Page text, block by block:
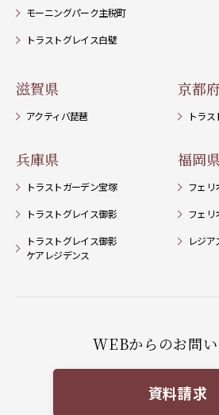
モーニングパーク主税町
トラストグレイス白壁
滋賀県
アクティバ琵琶
京都府
トラ
兵庫県
トラストガーデン宝塚
トラストグレイス御影
トラストグレイス御影
ケアレジデンス
福岡
フェリ
フェリ
レジア
WEBからのお問
資料請求